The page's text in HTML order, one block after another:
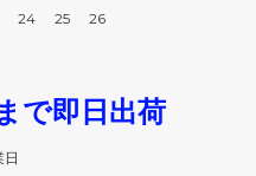
24 25
26
で即日出荷
日